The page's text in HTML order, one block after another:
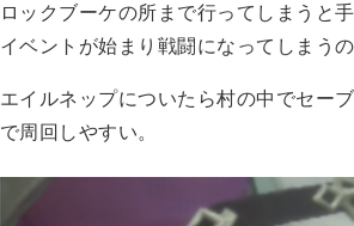
ロックブーケの所まで行ってしまうと
イベントが始まり戦闘になってしまう
エイルネップについたら村の中でセー
で周回しやすい。